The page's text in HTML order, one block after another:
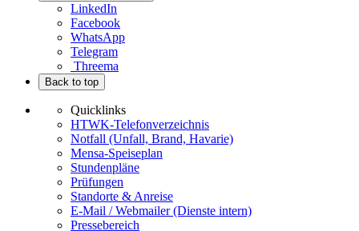
LinkedIn
Facebook
WhatsApp
Telegram
Threema
Back to top
Quicklinks
HTWK-Telefonverzeichnis
Notfall (Unfall, Brand, Havarie)
Mensa-Speiseplan
Stundenpläne
Prüfungen
Standorte & Anreise
E-Mail / Webmailer (Dienste intern)
Pressebereich